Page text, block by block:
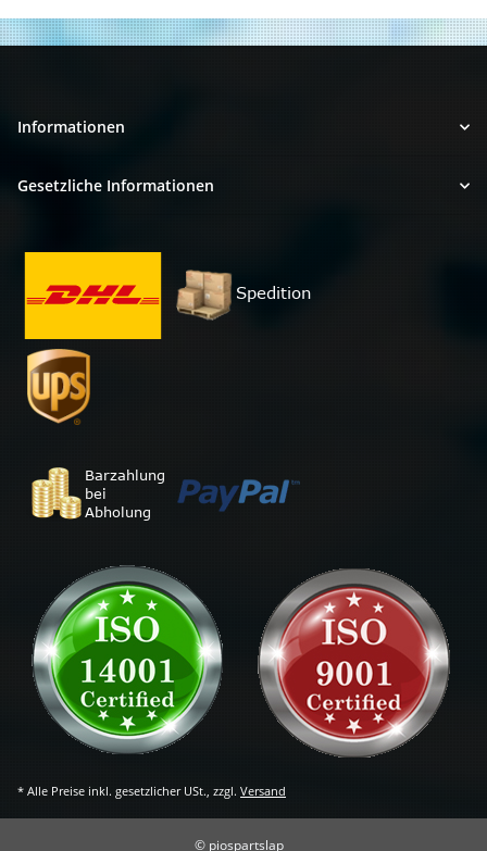
Informationen
Gesetzliche Informationen
* Alle Preise inkl. gesetzlicher USt., zzgl. Versand
© piospartslap